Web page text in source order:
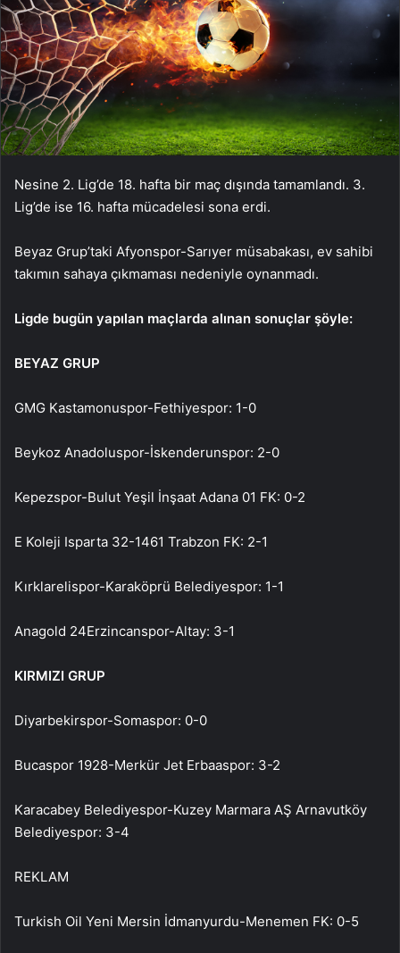
Nesine 2. Lig’de 18. hafta bir maç dışında tamamlandı. 3.
Lig’de ise 16. hafta mücadelesi sona erdi.
Beyaz Grup’taki Afyonspor-Sarıyer müsabakası, ev sahibi
takımın sahaya çıkmaması nedeniyle oynanmadı.
Ligde bugün yapılan maçlarda alınan sonuçlar şöyle:
BEYAZ GRUP
GMG Kastamonuspor-Fethiyespor: 1-0
Beykoz Anadoluspor-İskenderunspor: 2-0
Kepezspor-Bulut Yeşil İnşaat Adana 01 FK: 0-2
E Koleji Isparta 32-1461 Trabzon FK: 2-1
Kırklarelispor-Karaköprü Belediyespor: 1-1
Anagold 24Erzincanspor-Altay: 3-1
KIRMIZI GRUP
Diyarbekirspor-Somaspor: 0-0
Bucaspor 1928-Merkür Jet Erbaaspor: 3-2
Karacabey Belediyespor-Kuzey Marmara AŞ Arnavutköy
Belediyespor: 3-4
REKLAM
Turkish Oil Yeni Mersin İdmanyurdu-Menemen FK: 0-5